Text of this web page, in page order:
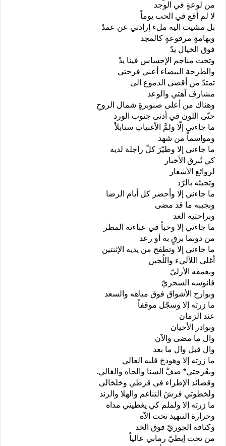
من لوعةٍ في الوجد
لا لم أقع في الحب يوماً
بل مشيت اليه ملء إرادتي عن عمدْ
وبهامةٍ مرفوعةٍ كالمجد
فوق الخيال يدٌ
وتحت مناجم الإحساس فينا يدْ
والطرحة البيضاء أعني فرحتي
تمتدّ من أقصى الدموع الى
مشارف آهتي والوعد
وهناك من أعلى صنوبرةٍ شمال الروحِ
حتّى اللون في أدنى جنوب الورد
ما جاءني إلّا ولمَّ الأغنياتِ سنابلاً
ومواسماً من شهد
ما جاءني إلا وطيّرَ كلّ زاجلة لديه
كي تُبرق الأخبار
لروائع الأشعار
وتجيئه بالرّد
ما جاءني إلا وأحضر كل أيام الرضا
وبجيبه ما قد مضى
وبراحتيه الغد
ما جاءني إلا وخبأ في عباءته المطر
من دونما برقٍ به أو رعد
ما جاءني إلا وتطفح من يديه الإثنتين
أغلى اللآليء واللُجين
وبعمقه الأزليّ
فانوسه السحريّ
وبوارج الأشواق فوق مياهه والسعد
ما زرته إلا وسجّل موقفاً
عند الزمان
ونوادر الأحيان
وال ما مضى والآن
وال قبل وال ما بعد
ما زرته إلا وهودجَ قلبه العالي
وبعُرجتي* صفَّ السنا والجاه والغالي.
وقصائد الإطراء في قرطي وخلخالي
ولخطوتي فرشَ التناغم والهلا والرند
ما زرته إلا ولملم كي يغطيني مداه
وحرارة التنهيد تحت الآه
وكثافة الجوريّ فوق الخد
من تحت إبطيّ رماني عالياً